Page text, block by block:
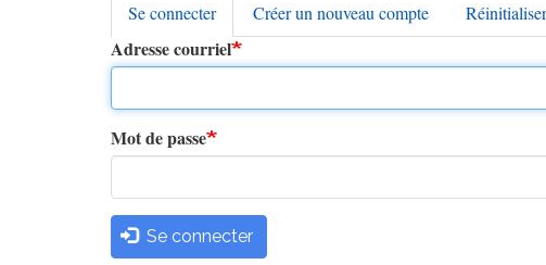
Onglets
principaux
Se connecter(onglet
actif)
Créer un nouveau compte
Adresse courriel
Mot de passe
Se connecter